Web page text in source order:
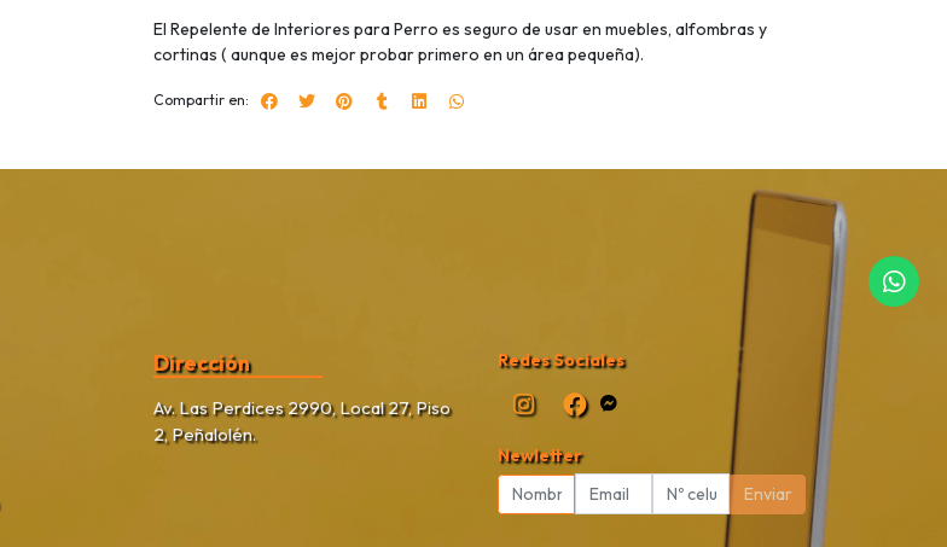
El Repelente de Interiores para Perro es seguro de usar en muebles, alfombras y
cortinas ( aunque es mejor probar primero en un área pequeña).
Compartir en:
Dirección
Av. Las Perdices 2990, Local 27, Piso
2, Peñalolén.
Redes Sociales
Newletter
Enviar